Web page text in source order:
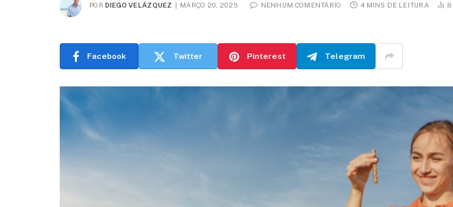
POR DIEGO VELÁZQUEZ MARÇO 20, 2025 NENHUM COMENTÁRIO 4 MINS DE LEITURA 8
Facebook Twitter Pinterest Telegram